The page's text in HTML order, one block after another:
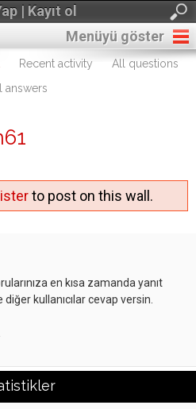
| Kayıt ol
Menüyü göster
Recent activity
All questions
answers
to post on this wall.
en kısa zamanda yanıt
kullanıcılar cevap versin.